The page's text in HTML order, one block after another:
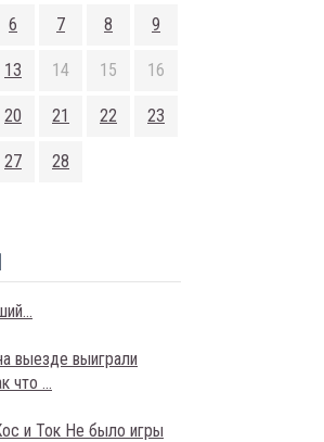
6 7 8 9
13 14 15 16
20 21 22 23
27
28
выезде выиграли
что ...
и Ток Не было игры